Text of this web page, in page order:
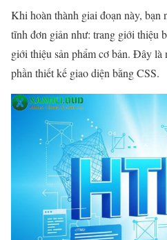
Khi hoàn thành giai đoạn này, bạn
tĩnh đơn giản như: trang giới thiệu
giới thiệu sản phẩm cơ bản. Đây là
phần thiết kế giao diện bằng CSS.